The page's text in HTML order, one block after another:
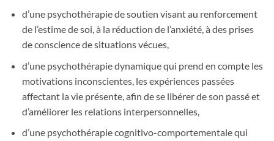
d’une psychothérapie de soutien visant au renforcement
de l’estime de soi, à la réduction de l’anxiété, à des prises
de conscience de situations vécues,
d’une psychothérapie dynamique qui prend en compte les
motivations inconscientes, les expériences passées
affectant la vie présente, afin de se libérer de son passé et
d’améliorer les relations interpersonnelles,
d’une psychothérapie cognitivo-comportementale qui